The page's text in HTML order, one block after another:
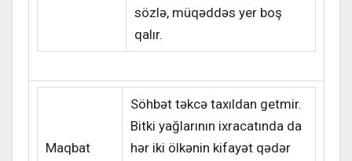
sözlə, müqəddəs yer boş
qalır.
Maqbat
Söhbət təkcə taxıldan getmir.
Bitki yağlarının ixracatında da
hər iki ölkənin kifayət qədər